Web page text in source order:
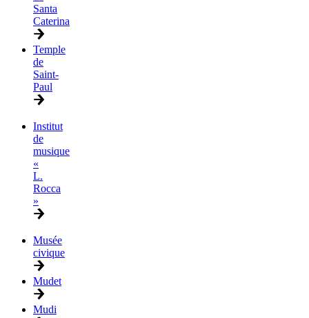
Santa
Caterina
Temple
de
Saint-
Paul
Institut
de
musique
«
L.
Rocca
»
Musée
civique
Mudet
Mudi